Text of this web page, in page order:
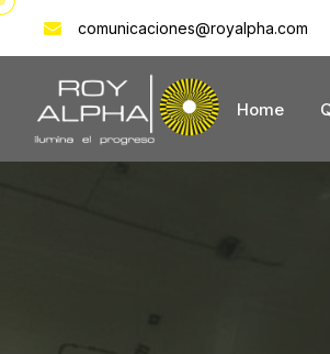
comunicaciones@royalpha.com
Home